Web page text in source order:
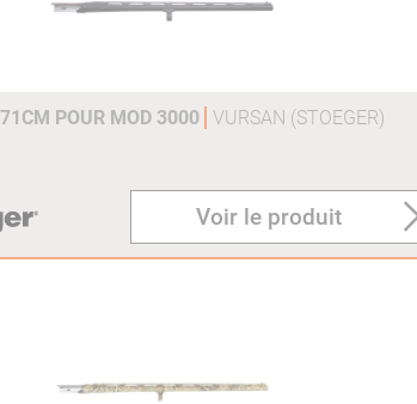
POUR MOD 3000 VURSAN (STOEGER)
Voir le produit